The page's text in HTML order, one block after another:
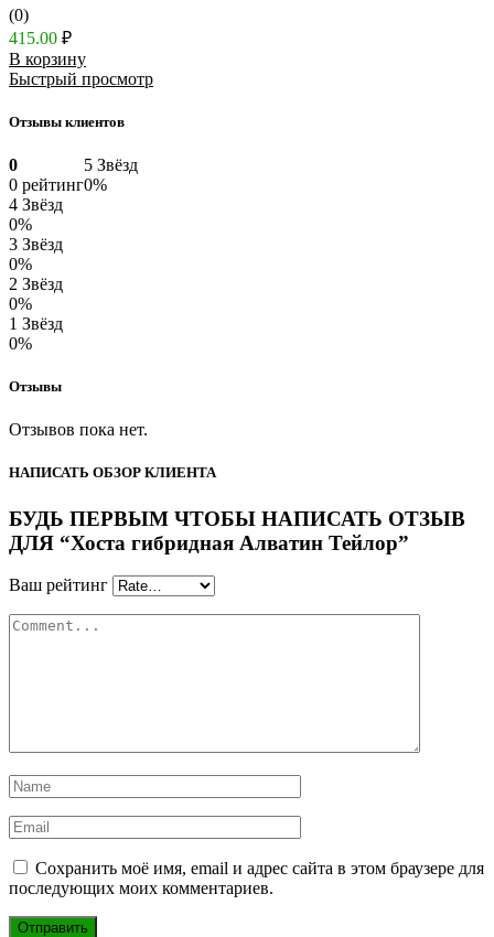
(0)
415.00 ₽
В корзину
Быстрый просмотр
Отзывы клиентов
0
0 рейтинг
5 Звёзд
0%
4 Звёзд
0%
3 Звёзд
0%
2 Звёзд
0%
1 Звёзд
0%
Отзывы
Отзывов пока нет.
НАПИСАТЬ ОБЗОР КЛИЕНТА
БУДЬ ПЕРВЫМ ЧТОБЫ НАПИСАТЬ ОТЗЫВ
ДЛЯ “Хоста гибридная Алватин Тейлор”
Ваш рейтинг
Сохранить моё имя, email и адрес сайта в этом браузере для
последующих моих комментариев.